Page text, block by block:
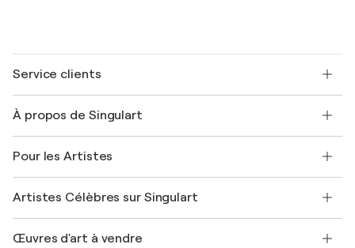
Service clients
Expédition
Offrir une carte cadeau
Rejoignez notre programme commercial
Mon compte
+33 1 76 44 06 42
À propos de Singulart
FAQ
Magazine Singulart
Emplois
Découvrez une sélection d'art original
Pour les Artistes
Se connecter en tant qu'Artiste
Artistes Célèbres sur Singulart
Marc Chagall
Œuvres d'art à vendre